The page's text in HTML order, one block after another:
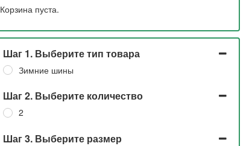
Корзина пуста.
Шаг 1. Выберите тип товара
Зимние шины
Шаг 2. Выберите количество
2
Шаг 3. Выберите размер